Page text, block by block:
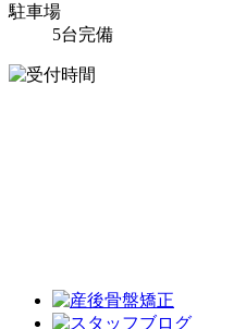
駐車場
5台完備